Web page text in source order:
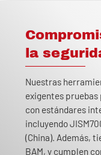
la
Nuestras
exigentes
con estándares
incluyendo
(China). Además,
BAM, y cumplen